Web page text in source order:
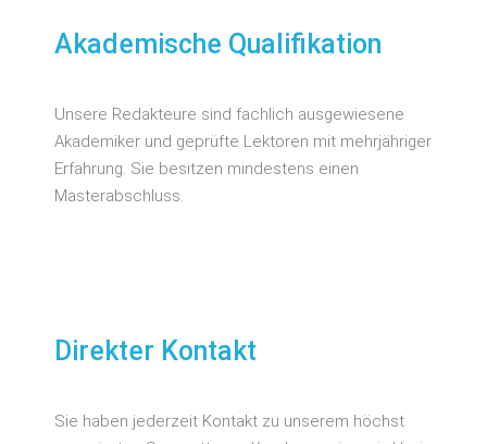
Akademische Qualifikation
Unsere Redakteure sind fachlich ausgewiesene
Akademiker und geprüfte Lektoren mit mehrjähriger
Erfahrung. Sie besitzen mindestens einen
Masterabschluss.
Direkter Kontakt
Sie haben jederzeit Kontakt zu unserem höchst